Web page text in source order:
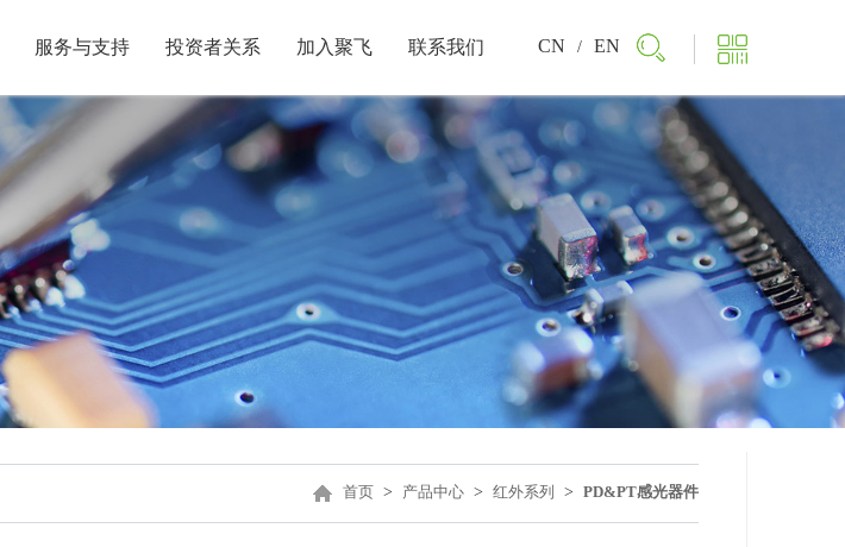
服务与支持 投资者关系 加入聚飞 联系我们 CN / EN
首页 > 产品中心 > 红外系列 > PD&PT感光器件